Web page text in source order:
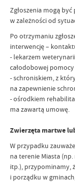
Zgłoszenia mogą
w zależności od
Po otrzymaniu
interwencję –
- lekarzem
całodobowej
- schroniskiem, z
na zapewnienie
- ośrodkiem
ma zawartą umowę.
Zwierzęta martwe
W przypadku
na terenie Miasta
itp.), przypominamy,
i porządku w gminach,